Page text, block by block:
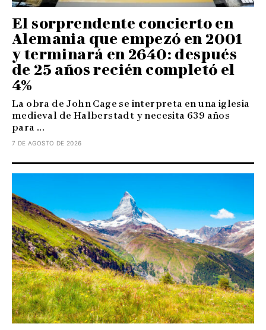
El sorprendente concierto en
Alemania que empezó en 2001
y terminará en 2640: después
de 25 años recién completó el
4%
La obra de John Cage se interpreta en una iglesia
medieval de Halberstadt y necesita 639 años
para ...
7 DE AGOSTO DE 2026